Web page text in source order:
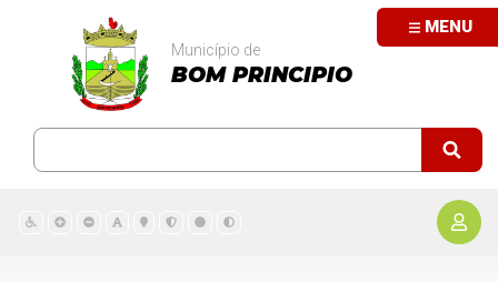
MENU
Município de
BOM PRINCIPIO